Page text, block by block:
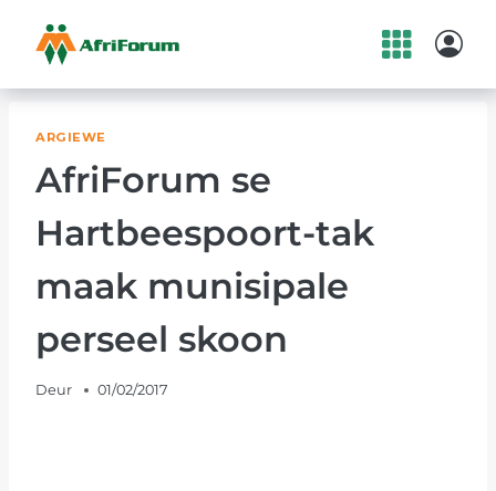
contentARGIEWE
AfriForum se
Hartbeespoort-tak
maak munisipale
perseel skoon
Deur 01/02/2017